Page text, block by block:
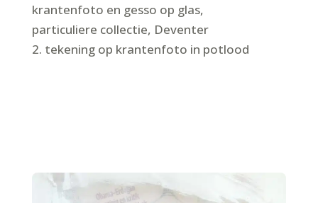
krantenfoto en gesso op glas,
particuliere collectie, Deventer
2. tekening op krantenfoto in potlood